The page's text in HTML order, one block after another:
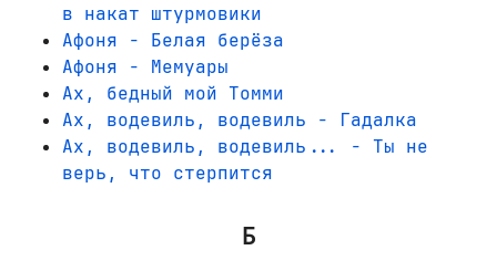
в накат штурмовики
Афоня - Белая берёза
Афоня - Мемуары
Ах, бедный мой Томми
Ах, водевиль, водевиль - Гадалка
Ах, водевиль, водевиль... - Ты не
верь, что стерпится
Б